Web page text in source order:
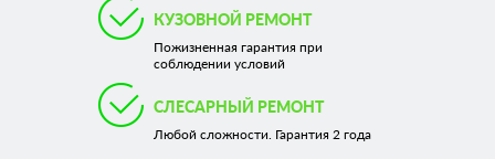
КУЗОВНОЙ РЕМОНТ
Пожизненная гарантия при
соблюдении условий
СЛЕСАРНЫЙ РЕМОНТ
Любой сложности. Гарантия 2 года